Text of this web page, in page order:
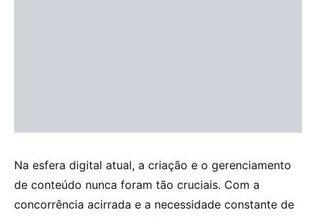
Na esfera digital atual, a criação e o gerenciamento
de conteúdo nunca foram tão cruciais. Com a
concorrência acirrada e a necessidade constante de